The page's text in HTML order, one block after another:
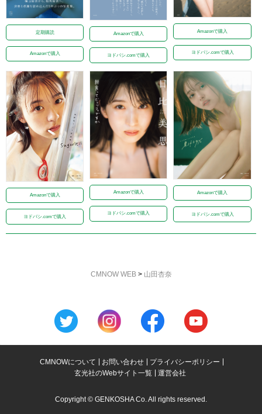
定期購読
Amazonで購入
Amazonで購入
ヨドバシ.comで購入
Amazonで購入
ヨドバシ.comで購入
Amazonで購入
ヨドバシ.comで購入
Amazonで購入
ヨドバシ.comで購入
Amazonで購入
ヨドバシ.comで購入
CMNOW WEB> 山田杏奈
CMNOWについて お問い合わせ
プライバシーポリシー
玄光社のWebサイト一覧
運営会社
Copyright © GENKOSHA Co. All rights reserved.